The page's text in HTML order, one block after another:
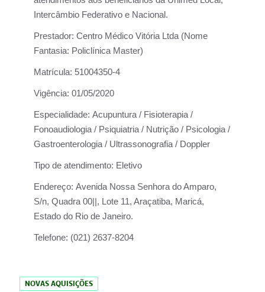
Intercâmbio Federativo e Nacional.
Prestador: Centro Médico Vitória Ltda (Nome
Fantasia: Policlínica Master)
Matrícula: 51004350-4
Vigência: 01/05/2020
Especialidade: Acupuntura / Fisioterapia /
Fonoaudiologia / Psiquiatria / Nutrição / Psicologia /
Gastroenterologia / Ultrassonografia / Doppler
Tipo de atendimento: Eletivo
Endereço: Avenida Nossa Senhora do Amparo,
S/n, Quadra 00||, Lote 11, Araçatiba, Maricá,
Estado do Rio de Janeiro.
Telefone: (021) 2637-8204
NOVAS AQUISIÇÕES